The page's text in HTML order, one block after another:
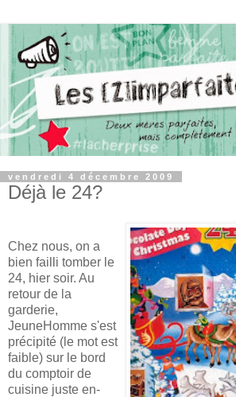
vendredi 4 décembre 2009
Déjà le 24?
Chez nous, on a
bien failli tomber le
24, hier soir. Au
retour de la
garderie,
JeuneHomme s'est
précipité (le mot est
faible) sur le bord
du comptoir de
cuisine juste en-